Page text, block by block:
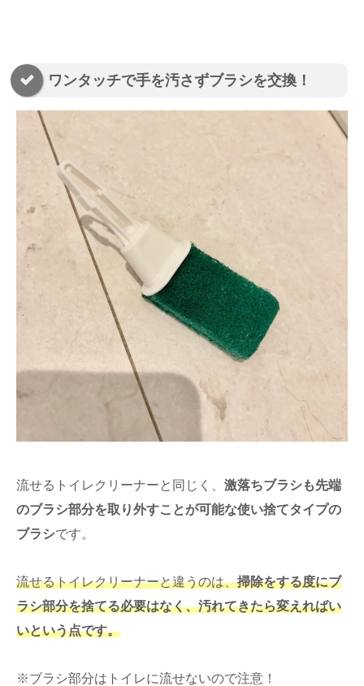
ワンタッチで手を汚さずブラシを交換！
流せるトイレクリーナーと同じく、 激落ちブラシも先端
のブラシ部分を取り外すことが可能な使い捨てタイプの
ブラシです。
流せるトイレクリーナーと違うのは、掃除をする度にブ
ラシ部分を捨てる必要はなく、汚れてきたら変えればい
いという点です。
※ブラシ部分はトイレに流せないので注意！